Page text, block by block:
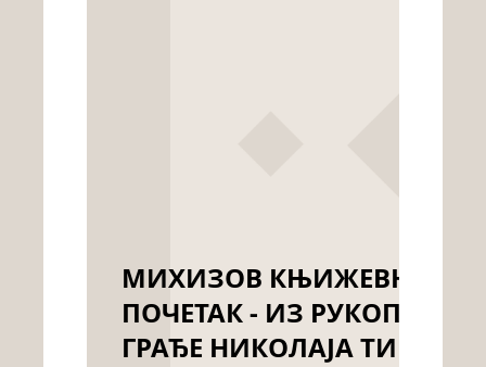
МИХИЗОВ КЊИЖЕВНИ
ПОЧЕТАК - ИЗ РУКОПИСНЕ
ГРАЂЕ НИКОЛАЈА